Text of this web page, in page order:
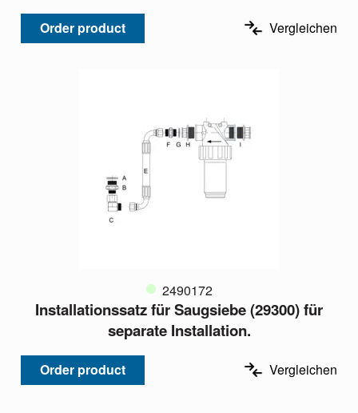
Order product Vergleichen
2490172
Installationssatz für Saugsiebe (29300) für
separate Installation.
Order product Vergleichen